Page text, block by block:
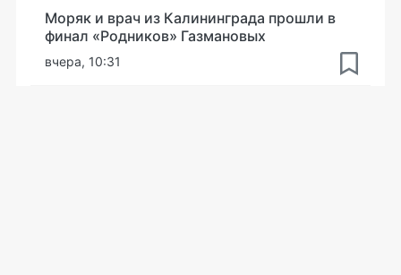
Моряк и врач из Калининграда прошли в
финал «Родников» Газмановых
вчера, 10:31